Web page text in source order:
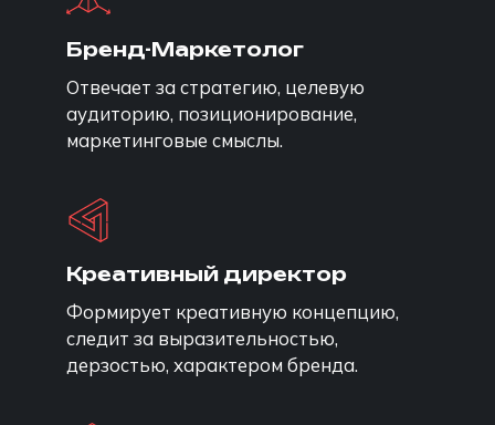
Бренд-Маркетолог
Отвечает за стратегию, целевую
аудиторию, позиционирование,
маркетинговые смыслы.
Креативный директор
Формирует креативную концепцию,
следит за выразительностью,
дерзостью, характером бренда.